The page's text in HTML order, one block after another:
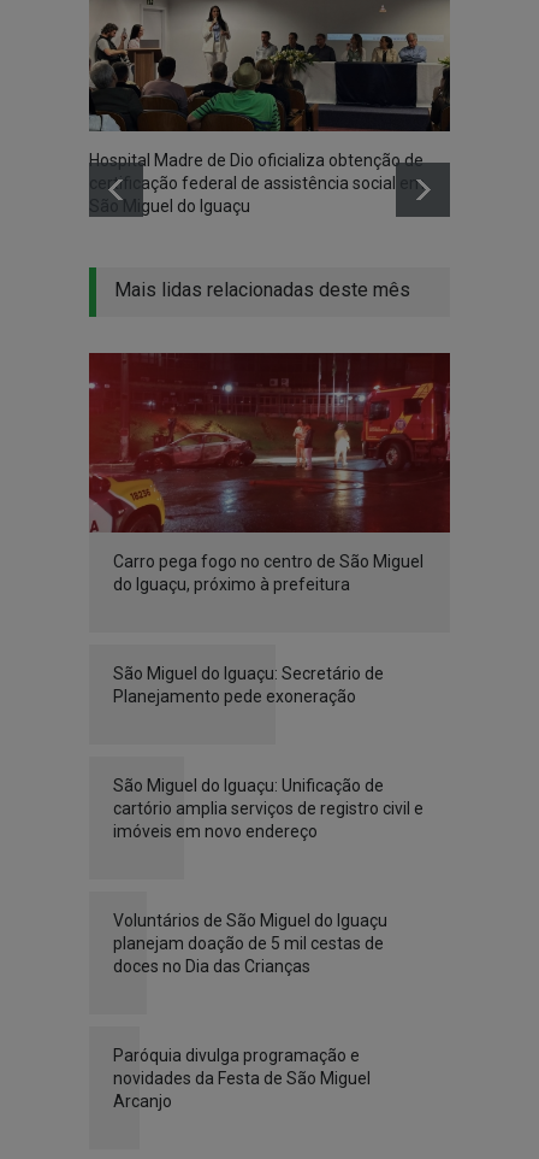
Hospital Madre de Dio oficializa obtenção de
certificação federal de assistência social em
São Miguel do Iguaçu
Mais lidas relacionadas deste mês
Carro pega fogo no centro de São Miguel
do Iguaçu, próximo à prefeitura
São Miguel do Iguaçu: Secretário de
Planejamento pede exoneração
São Miguel do Iguaçu: Unificação de
cartório amplia serviços de registro civil e
imóveis em novo endereço
Voluntários de São Miguel do Iguaçu
planejam doação de 5 mil cestas de
doces no Dia das Crianças
Paróquia divulga programação e
novidades da Festa de São Miguel
Arcanjo